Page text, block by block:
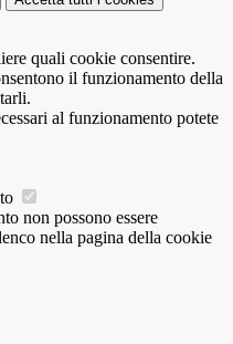
quali cookie consentire.
il funzionamento della
al funzionamento potete
non possono essere
nella pagina della cookie